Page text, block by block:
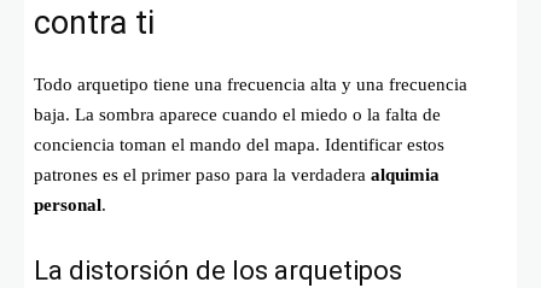
contra ti
Todo arquetipo tiene una frecuencia alta y una frecuencia
baja. La sombra aparece cuando el miedo o la falta de
conciencia toman el mando del mapa. Identificar estos
patrones es el primer paso para la verdadera alquimia
personal.
La distorsión de los arquetipos